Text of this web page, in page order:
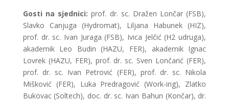
Gosti na sjednici: prof. dr. sc. Dražen Lončar (FSB),
Slavko Canjuga (Hydromat), Liljana Habunek (HIZ),
prof. dr. sc. Ivan Juraga (FSB), Ivica Jelčić (H2 udruga),
akademik Leo Budin (HAZU, FER), akademik Ignac
Lovrek (HAZU, FER), prof. dr. sc. Sven Lončarić (FER),
prof. dr. sc. Ivan Petrović (FER), prof. dr. sc. Nikola
Mišković (FER), Luka Predragović (Work-ing), Zlatko
Bukovac (Soltech), doc. dr. sc. Ivan Bahun (Končar), dr.